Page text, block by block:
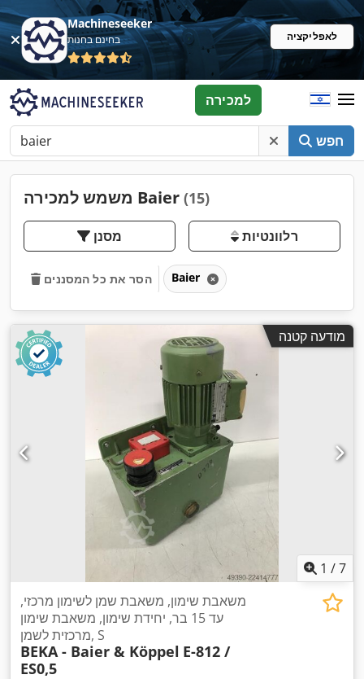
Machineseeker
בחינם בחנות לאפליקציה
חפש
למכירה
משמש למכירה Baier (15)
מסנן רלוונטיות
הסר את כל המסננים Baier
מודעה קטנה
1 /7
משאבת שימון, משאבת שמן לשימון מרכזי,
עד 15 בר, יחידת שימון, משאבת שימון
מרכזית לשמן, S
BEKA - Baier & Köppel E-812 /
ES0,5